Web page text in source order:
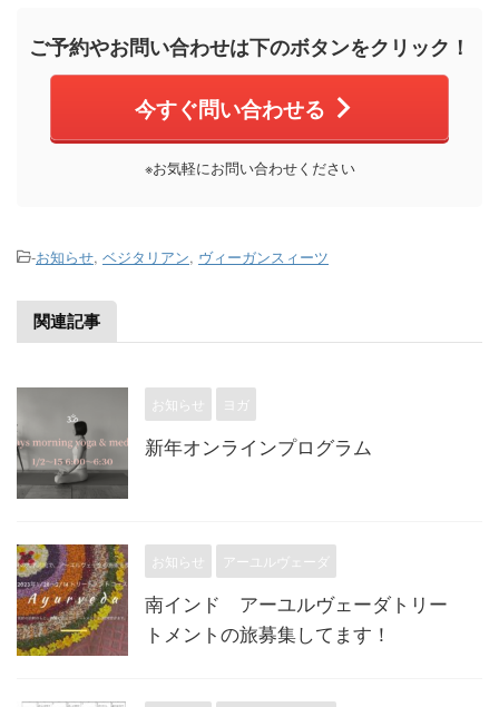
ご予約やお問い合わせは下のボタンをクリック！
今すぐ問い合わせる
※お気軽にお問い合わせください
-お知らせ, ベジタリアン, ヴィーガンスィーツ
関連記事
お知らせ ヨガ
新年オンラインプログラム
お知らせ アーユルヴェーダ
南インド アーユルヴェーダトリー
トメントの旅募集してます！